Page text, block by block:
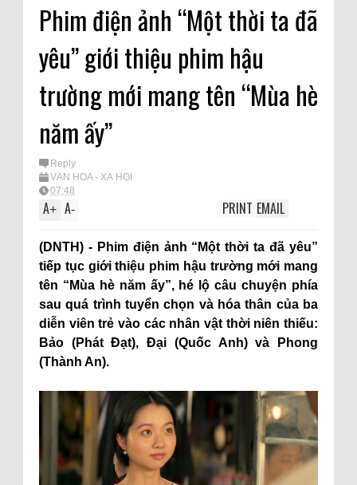
Phim điện ảnh “Một thời ta đã
yêu” giới thiệu phim hậu
trường mới mang tên “Mùa hè
năm ấy”
Reply
VĂN HÓA - XÃ HỘI
07:48
A+ A- EMAIL
PRINT
(DNTH) - Phim điện ảnh “Một thời ta đã yêu”
tiếp tục giới thiệu phim hậu trường mới mang
tên “Mùa hè năm ấy”, hé lộ câu chuyện phía
sau quá trình tuyển chọn và hóa thân của ba
diễn viên trẻ vào các nhân vật thời niên thiếu:
Bảo (Phát Đạt), Đại (Quốc Anh) và Phong
(Thành An).